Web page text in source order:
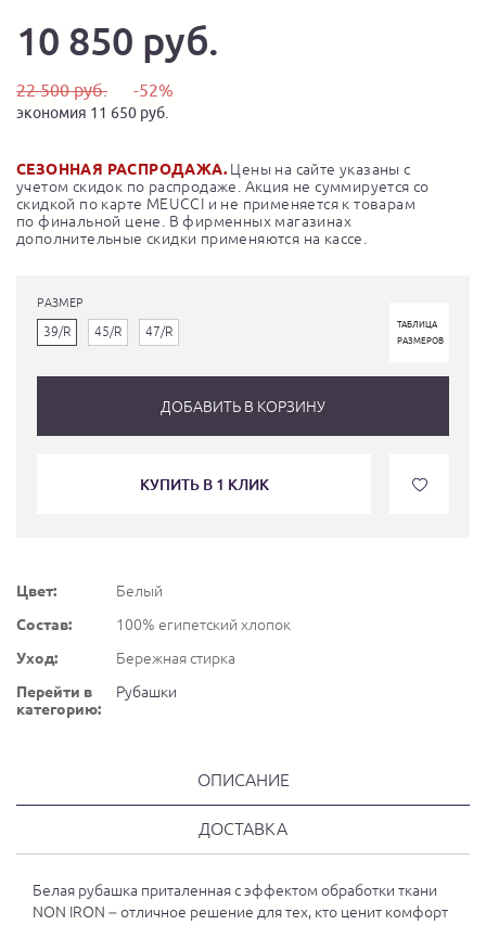
10 850 руб.
22 500 руб. -52%
экономия 11 650 руб.
СЕЗОННАЯ РАСПРОДАЖА. Цены на сайте указаны с
учетом скидок по распродаже. Акция не суммируется со
скидкой по карте MEUCCI и не применяется к товарам
по финальной цене. В фирменных магазинах
дополнительные скидки применяются на кассе.
РАЗМЕР
39/R 45/R 47/R
ТАБЛИЦА
РАЗМЕРОВ
ДОБАВИТЬ В КОРЗИНУ
КУПИТЬ В 1 КЛИК
Цвет:
Белый
Состав:
100% египетский хлопок
Уход:
Бережная стирка
Перейти в
категорию:
Рубашки
ОПИСАНИЕ
ДОСТАВКА
Белая рубашка приталенная с эффектом обработки ткани
NON IRON – отличное решение для тех, кто ценит комфорт